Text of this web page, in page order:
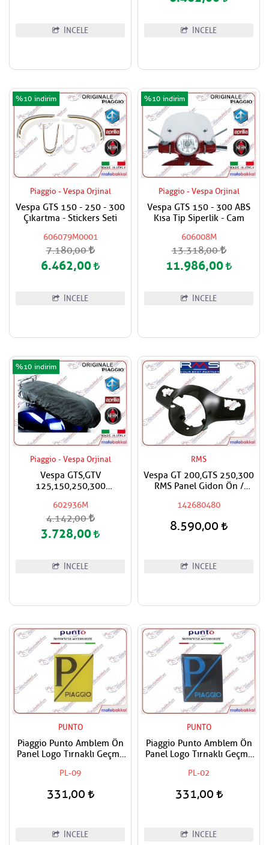
İNCELE İNCELE
Piaggio - Vespa Orjinal
Vespa GTS 150 - 250 - 300
Çıkartma - Stickers Seti
606079M0001
%10
7.180,00
6.462,00
İNCELE
Piaggio - Vespa Orjinal
Vespa GTS 150 - 300 ABS
Kısa Tip Siperlik - Cam
606008M
%10
13.318,00
11.986,00
İNCELE
Piaggio - Vespa Orjinal
Vespa GTS,GTV
125,150,250,300
Geçirmez Sele Koruyucu
Örtü Kılıf
602936M
%10
4.142,00
3.728,00
İNCELE
RMS
Vespa GT 200,GTS 250,300
RMS Panel Gidon Ön /
Boyasız
142680480
8.590,00
İNCELE
PUNTO
Piaggio Punto Amblem Ön
Panel Logo Tırnaklı Geçme
Siyah
PL-09
331,00
İNCELE
PUNTO
Piaggio Punto Amblem Ön
Panel Logo Tırnaklı Geçme
Mavi
PL-02
331,00
İNCELE